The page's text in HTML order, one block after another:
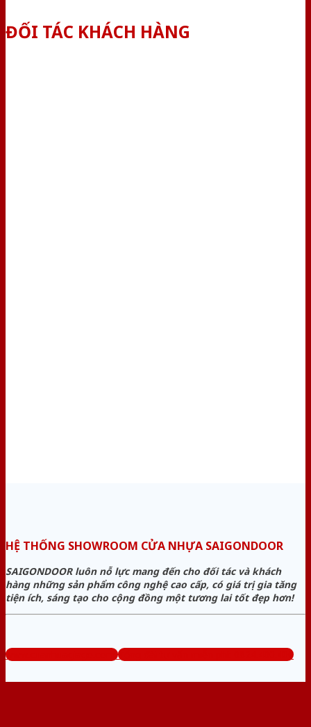
ĐỐI TÁC KHÁCH HÀNG
HỆ THỐNG SHOWROOM CỬA NHỰA SAIGONDOOR
SAIGONDOOR luôn nỗ lực mang đến cho đối tác và khách
hàng những sản phẩm công nghệ cao cấp, có giá trị gia tăng
tiện ích, sáng tạo cho cộng đồng một tương lai tốt đẹp hơn!
www.cuanhuagiago.com Tổng đài tư vấn miễn phí: 0824.400.400